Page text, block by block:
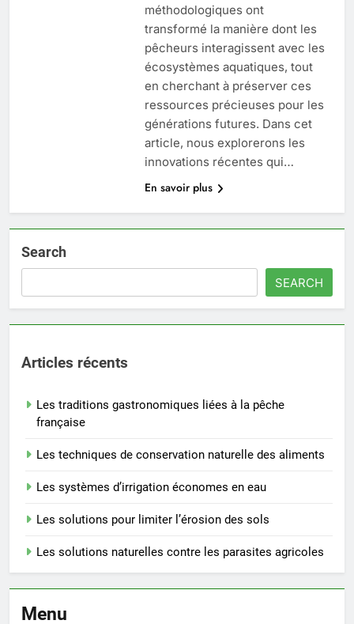
méthodologiques ont
transformé la manière dont les
pêcheurs interagissent avec les
écosystèmes aquatiques, tout
en cherchant à préserver ces
ressources précieuses pour les
générations futures. Dans cet
article, nous explorerons les
innovations récentes qui…
En savoir plus
Search
SEARCH
Articles récents
Les traditions gastronomiques liées à la pêche
française
Les techniques de conservation naturelle des aliments
Les systèmes d’irrigation économes en eau
Les solutions pour limiter l’érosion des sols
Les solutions naturelles contre les parasites agricoles
Menu